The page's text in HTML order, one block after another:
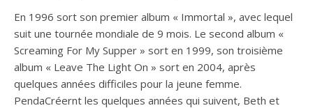
En 1996 sort son premier album « Immortal », avec lequel
suit une tournée mondiale de 9 mois. Le second album «
Screaming For My Supper » sort en 1999, son troisième
album « Leave The Light On » sort en 2004, après
quelques années difficiles pour la jeune femme.
PendaCréernt les quelques années qui suivent, Beth et